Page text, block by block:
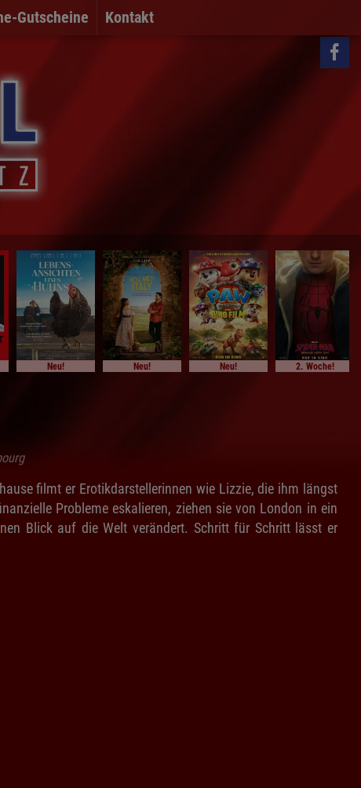
Gutscheine Kontakt
Neu! Neu! Neu! 2. Woche!
filmt er Erotikdarstellerinnen wie Lizzie, die ihm längst
Probleme eskalieren, ziehen sie von London in ein
Blick auf die Welt verändert. Schritt für Schritt lässt er